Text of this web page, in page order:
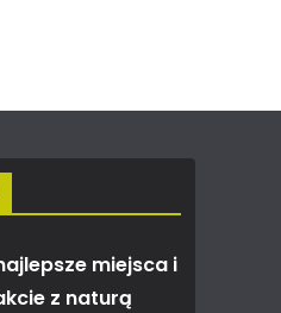
miejsca i
z naturą